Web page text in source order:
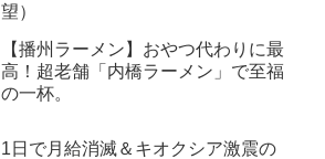
望）
【播州ラーメン】おやつ代わりに最
高！超老舗「内橋ラーメン」で至福
の一杯。
1日で月給消滅＆キオクシア激震の